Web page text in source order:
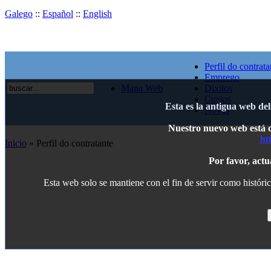
Esta es la antigua web
Nuestro nuevo web está
Por favor,
Esta web solo se mantiene con el fin de servir como
Galego :: Español :: English
Mapa Web
Perfil do
Emprego
Dixitos
Cursos
Novas
Inicio » Perfil do contratante